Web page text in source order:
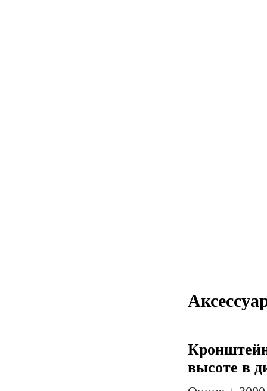
высоте в